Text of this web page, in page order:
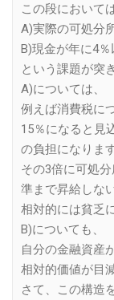
この段において
A)実際の可処分
B)現金が年に4
という課題が突
A)については、
例えば消費税に
15％になると見
の負担になります
その3倍に可処
準まで昇給しな
相対的には貧乏
B)についても、
自分の金融資産
相対的価値が目
さて、この構造